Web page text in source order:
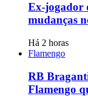
Ex-jogador
mudanças
Há 2 horas
Flamengo
RB
Flamengo